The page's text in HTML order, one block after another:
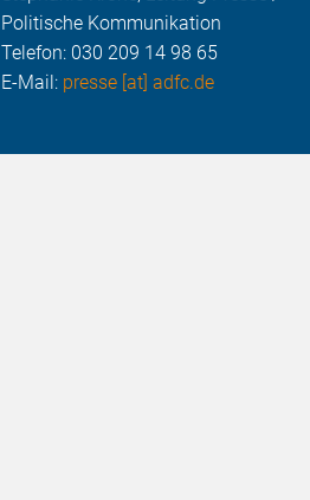
Politische Kommunikation
Telefon: 030 209 14 98 65
E-Mail: presse [at] adfc.de